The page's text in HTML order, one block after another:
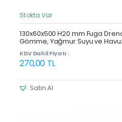
Stokta Var
130x60x500 H20 mm Fuga
Gömme, Yağmur Suyu ve
KDV Dahil Fiyatı :
270,00 TL
Satın Al